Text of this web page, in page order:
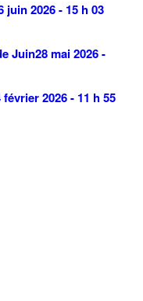
juin 2026 - 15 h 03
Juin28 mai 2026 -
février 2026 - 11 h 55